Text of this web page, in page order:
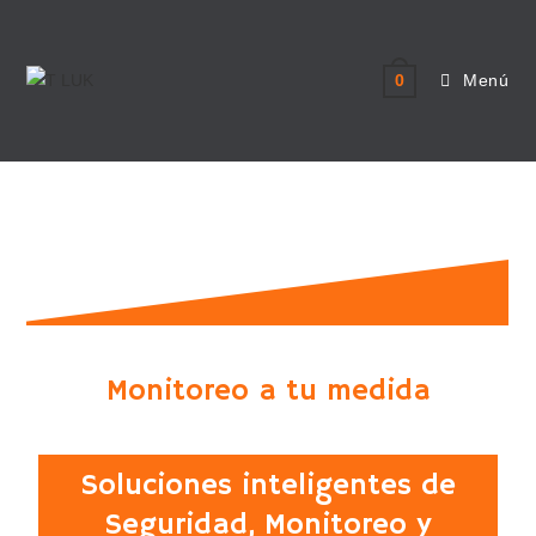
0 Menú
Monitoreo
Monitoreo a tu medida
Soluciones inteligentes de
Seguridad, Monitoreo y